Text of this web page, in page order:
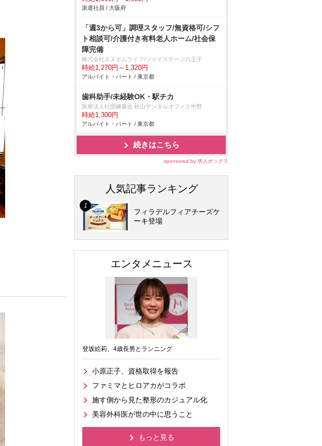
派遣社員 / 大阪府
「週3から可」調理スタッフ/無資格可/シフ
ト相談可/介護付き有料老人ホーム/社会保
障完備
株式会社エヌエムライフ/ジョイステージ八王子
時給1,270円～1,320円
アルバイト・パート / 東京都
歯科助手/未経験OK・駅チカ
医療法人社団練廣会 松山デンタルオフィス中野
時給1,300円
アルバイト・パート / 東京都
続きはこちら
sponsored by 求人ボックス
人気記事ランキング
フィラデルフィアチーズケ
ーキ登場
エンタメニュース
登坂絵莉、4歳長男とランニング
小原正子、資格取得を報告
ファミマとヒロアカがコラボ
施す側から見た整形のカジュアル化
美容外科医が世の中に思うこと
もっと見る